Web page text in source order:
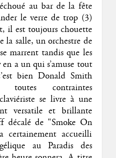
au bar de la fête
le verre de trop (3)
il est toujours chouette
la salle, un orchestre de
marrent tandis que les
a un qui s’amuse tout
bien Donald Smith
contraintes
se livre à une
versatile et brillante
décalé de "Smoke On
certainement accueilli
au Paradis des